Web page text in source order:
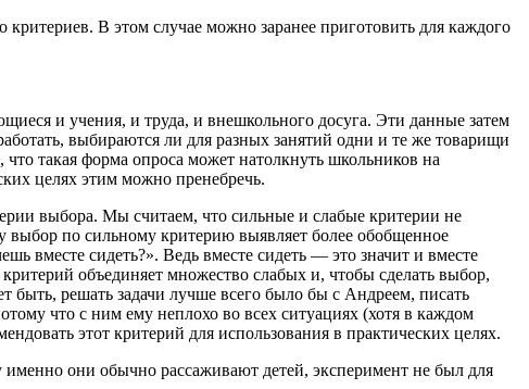
В этом случае можно заранее приготовить для каждого
и учения, и труда, и внешкольного досуга. Эти данные затем
выбираются ли для разных занятий одни и те же товарищи
такая форма опроса может натолкнуть школьников на
целях этим можно пренебречь.
выбора. Мы считаем, что сильные и слабые критерии не
по сильному критерию выявляет более обобщенное
вместе сидеть?». Ведь вместе сидеть — это значит и вместе
объединяет множество слабых и, чтобы сделать выбор,
решать задачи лучше всего было бы с Андреем, писать
что с ним ему неплохо во всех ситуациях (хотя в каждом
этот критерий для использования в практических целях.
они обычно рассаживают детей, эксперимент не был для